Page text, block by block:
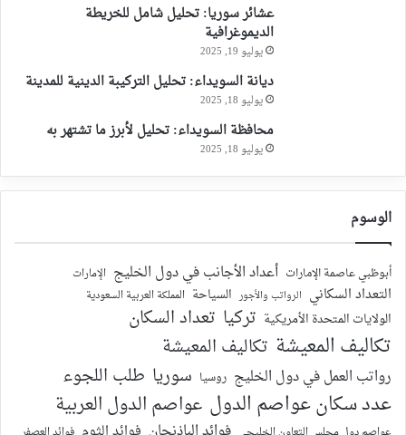
عشائر سوريا: تحليل شامل للخريطة
الديموغرافية
يوليو 19, 2025
ديانة السويداء: تحليل التركيبة الدينية للمدينة
يوليو 18, 2025
محافظة السويداء: تحليل لأبرز ما تشتهر به
يوليو 18, 2025
الوسوم
أبوظبي عاصمة الإمارات أعداد الأجانب في دول الخليج الإمارات
التعداد السكاني الرواتب والأجور السياحة المملكة العربية السعودية
الولايات المتحدة الأمريكية تركيا تعداد السكان
تكاليف المعيشة تكاليف المعيشة
رواتب العمل في دول الخليج روسيا سوريا طلب اللجوء
عدد سكان عواصم الدول عواصم الدول العربية